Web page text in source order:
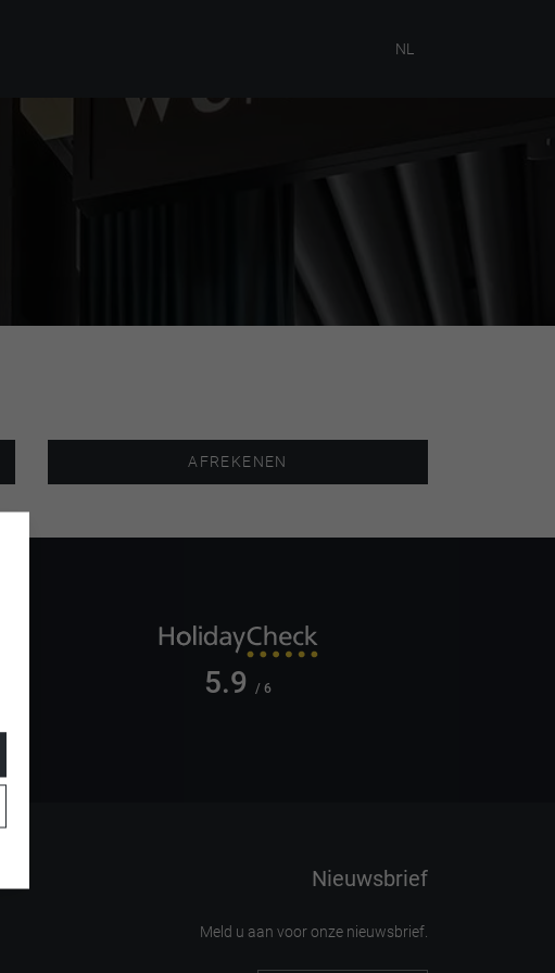
NL
AFREKENEN
5.9 / 6
Nieuwsbrief
Meld u aan voor onze nieuwsbrief.